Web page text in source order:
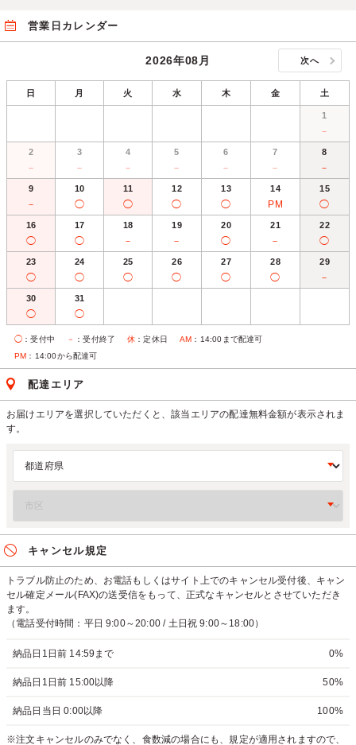
営業日カレンダー
2026年08月 次へ
日 月 火 水 木 金 土
1
－
2
－
3
－
4
－
5
－
6
－
7
－
8
－
9
－
10
◯
11
◯
12
◯
13
◯
14
PM
15
◯
16
◯
17
◯
18
－
19
－
20
◯
21
－
22
◯
23
◯
24
◯
25
◯
26
◯
27
◯
28
◯
29
－
30
◯
31
◯
◯ ：受付中 － ：受付終了 休 ：定休日 AM ：14:00まで配達可
PM ：14:00から配達可
配達エリア
お届けエリアを選択していただくと、該当エリアの配達無料金額が表示されま
す。
キャンセル規定
トラブル防止のため、お電話もしくはサイト上でのキャンセル受付後、キャン
セル確定メール(FAX)の送受信をもって、正式なキャンセルとさせていただき
ます。
（電話受付時間：平日 9:00～20:00 / 土日祝 9:00～18:00）
納品日1日前 14:59まで 0%
納品日1日前 15:00以降 50%
納品日当日 0:00以降 100%
※注文キャンセルのみでなく、食数減の場合にも、規定が適用されますので、